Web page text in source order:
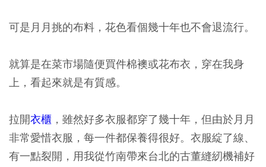
可是月月挑的布料，花色看個幾十年也不會退流行。
就算是在菜市場隨便買件棉襖或花布衣，穿在我身
上，看起來就是有質感。
拉開衣櫃 ，雖然好多衣服都穿了幾十年，但由於月月
非常愛惜衣服，每一件都保養得很好。衣服綻了線、
有一點裂開，用我從竹南帶來台北的古董縫紉機補好